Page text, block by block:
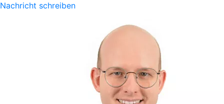
Nachricht schreiben